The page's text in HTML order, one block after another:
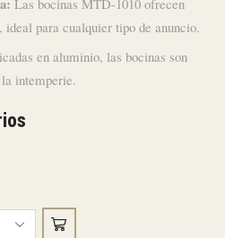
ideal para cualquier tipo de anuncio.
en aluminio, las bocinas son
intemperie.
Kit